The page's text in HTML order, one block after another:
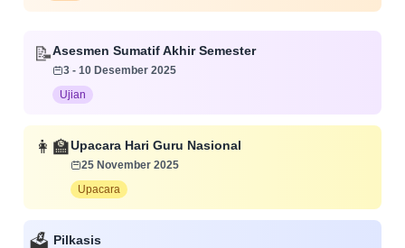
📝Asesmen Sumatif Akhir Semester
3 - 10 Desember 2025
Ujian
👩‍🏫Upacara Hari Guru Nasional
25 November 2025
Upacara
🗳️ Pilkasis